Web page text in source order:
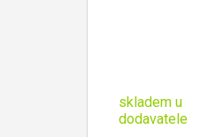
skladem u
dodavatele